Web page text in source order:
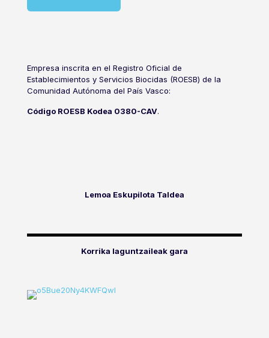
Empresa inscrita en el Registro Oficial de
Establecimientos y Servicios Biocidas (ROESB) de la
Comunidad Autónoma del País Vasco:
Código ROESB Kodea 0380-CAV.
Lemoa Eskupilota Taldea
Korrika laguntzaileak gara